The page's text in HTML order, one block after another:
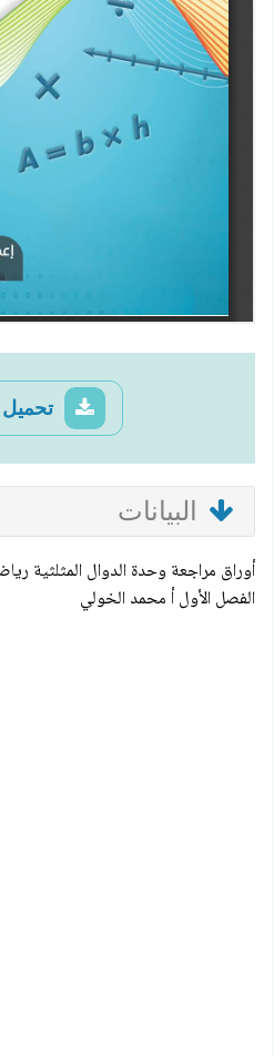
البيانات
أوراق مراجعة وحدة الدوال المثلثية
الفصل الأول أ محمد الخولي